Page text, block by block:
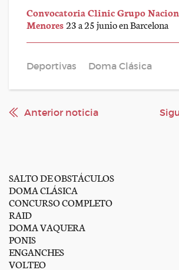
Convocatoria Clinic Grupo
Menores 23 a 25 junio en Barcelona
Deportivas Doma Clásica
Anterior noticia
SALTO DE OBSTÁCULOS
DOMA CLÁSICA
CONCURSO COMPLETO
RAID
DOMA VAQUERA
PONIS
ENGANCHES
VOLTEO